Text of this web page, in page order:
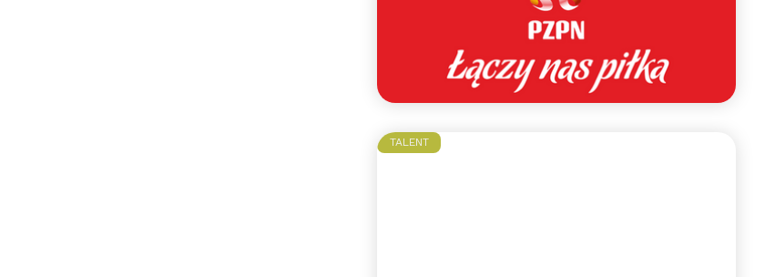
reprezentacji Polski kobiet U-16!
Przygotowania do turnieju w Portugalii.
Czytaj więcej >>
TALENT